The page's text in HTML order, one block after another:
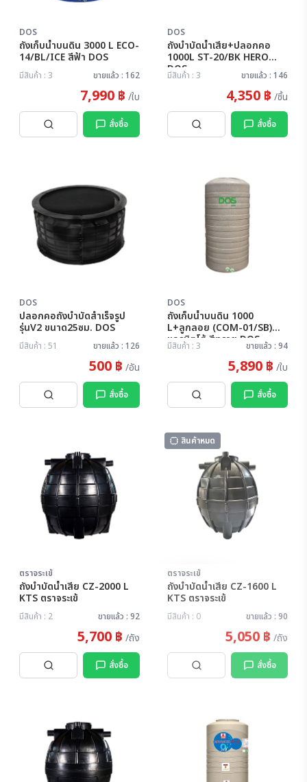
DOS
ถังเก็บน้ำบนดิน 3000 L ECO-
14/BL/ICE สีฟ้า DOS
มีสินค้า : 3 ขายแล้ว : 162
7,990 ฿ /ใบ
สั่งซื้อ
DOS
ถังบำบัดน้ำเสีย+ปลอกคอ
1000L ST-20/BK HERO
DOS
มีสินค้า : 3 ขายแล้ว : 146
4,350 ฿ /ชิ้น
สั่งซื้อ
DOS
ปลอกคอถังบำบัดสำเร็จรูป
รุ่นV2 ขนาด25ซม. DOS
มีสินค้า : 51 ขายแล้ว : 126
500 ฿ /อัน
สั่งซื้อ
DOS
ถังเก็บน้ำบนดิน 1000
L+ลูกลอย (COM-01/SB)
แกรนิตโต้ สีทราย DOS
มีสินค้า : 3 ขายแล้ว : 94
5,890 ฿ /ใบ
สั่งซื้อ
ตราจระเข้
ถังบำบัดน้ำเสีย CZ-2000 L
KTS ตราจระเข้
มีสินค้า : 2 ขายแล้ว : 92
5,700 ฿ /ถัง
สั่งซื้อ
สินค้าหมด
สินค้าหมด
ตราจระเข้
ถังบำบัดน้ำเสีย CZ-1600 L
KTS ตราจระเข้
มีสินค้า : 0 ขายแล้ว : 90
5,050 ฿ /ถัง
สั่งซื้อ